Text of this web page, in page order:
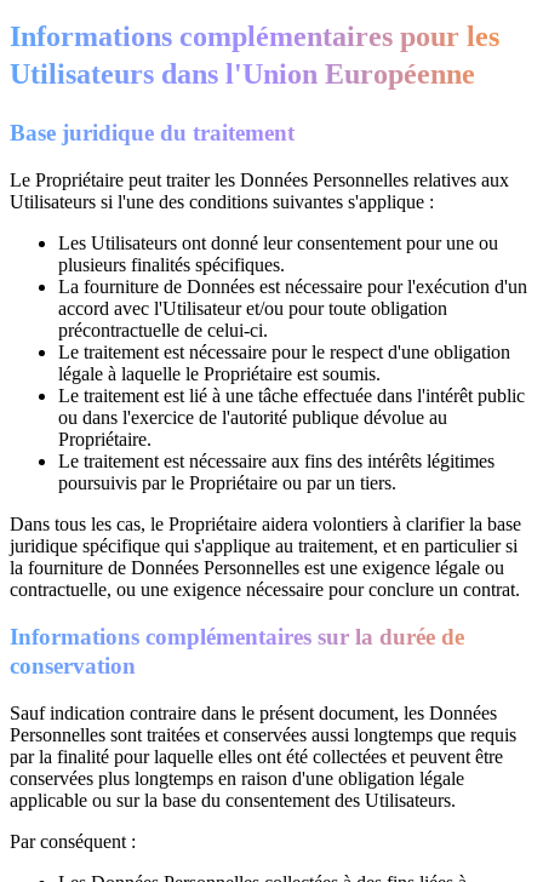
Informations complémentaires pour les
Utilisateurs dans l'Union Européenne
Base juridique du traitement
Le Propriétaire peut traiter les Données Personnelles relatives aux
Utilisateurs si l'une des conditions suivantes s'applique :
Les Utilisateurs ont donné leur consentement pour une ou
plusieurs finalités spécifiques.
La fourniture de Données est nécessaire pour l'exécution d'un
accord avec l'Utilisateur et/ou pour toute obligation
précontractuelle de celui-ci.
Le traitement est nécessaire pour le respect d'une obligation
légale à laquelle le Propriétaire est soumis.
Le traitement est lié à une tâche effectuée dans l'intérêt public
ou dans l'exercice de l'autorité publique dévolue au
Propriétaire.
Le traitement est nécessaire aux fins des intérêts légitimes
poursuivis par le Propriétaire ou par un tiers.
Dans tous les cas, le Propriétaire aidera volontiers à clarifier la base
juridique spécifique qui s'applique au traitement, et en particulier si
la fourniture de Données Personnelles est une exigence légale ou
contractuelle, ou une exigence nécessaire pour conclure un contrat.
Informations complémentaires sur la durée de
conservation
Sauf indication contraire dans le présent document, les Données
Personnelles sont traitées et conservées aussi longtemps que requis
par la finalité pour laquelle elles ont été collectées et peuvent être
conservées plus longtemps en raison d'une obligation légale
applicable ou sur la base du consentement des Utilisateurs.
Par conséquent :